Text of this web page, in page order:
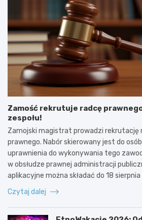
Zamość rekrutuje radcę prawnego
zespołu!
Zamojski magistrat prowadzi rekrutację
prawnego. Nabór skierowany jest do
uprawnienia do wykonywania tego
w obsłudze prawnej administracji
aplikacyjne można składać do 18
Czytaj dalej